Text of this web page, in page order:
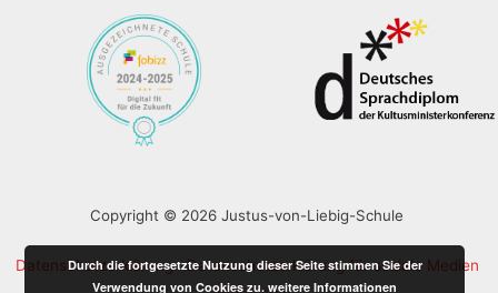
Copyright © 2026 Justus-von-Liebig-Schule
Datenschutzerklärung
Datenschutzerklärung für soziale Medien
Durch die fortgesetzte Nutzung dieser Seite stimmen Sie der
Verwendung von Cookies zu.weitere Informationen